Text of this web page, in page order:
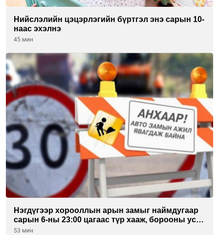
Нийслэлийн цэцэрлэгийн бүртгэл энэ сарын 10-
наас эхэлнэ
45 мин
Нэгдүгээр хорооллын арын замыг наймдугаар
сарын 6-ны 23:00 цагаас түр хааж, борооны ус
зайлуулах шугамын хөндлөн сэтэлгээ хийнэ
53 мин